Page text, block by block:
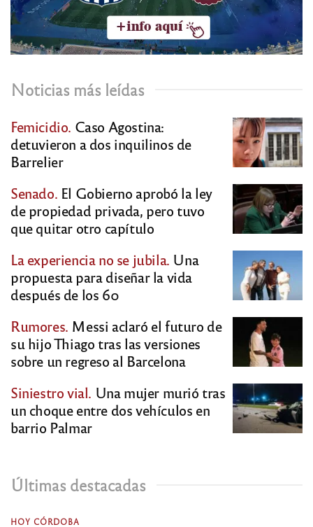
Noticias más leídas
Femicidio. Caso Agostina:
detuvieron a dos inquilinos de
Barrelier
Senado. El Gobierno aprobó la ley
de propiedad privada, pero tuvo
que quitar otro capítulo
La experiencia no se jubila. Una
propuesta para diseñar la vida
después de los 60
Rumores. Messi aclaró el futuro de
su hijo Thiago tras las versiones
sobre un regreso al Barcelona
Siniestro vial. Una mujer murió tras
un choque entre dos vehículos en
barrio Palmar
Últimas destacadas
HOY CÓRDOBA